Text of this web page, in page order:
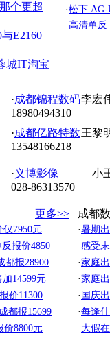
个更超
E2160
城IT淘宝
·松下 AG-
·高清单反
·成都锦程数码李宏
18980494310
·成都亿路特数王黎
13548166218
· 义博影像
小
028-86313570
更多>>
7950元
报价4850
都报28900
14599元
价11300
都报15699
价8800元
成都
·暑期
·感受
·家庭
·家庭
· 国庆
·每逢
· 大假